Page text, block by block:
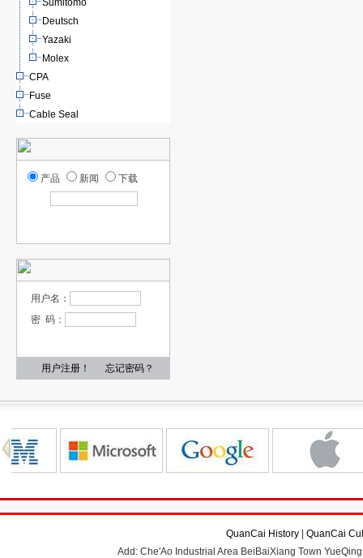
Sumitomo
Deutsch
Yazaki
Molex
CPA
Fuse
Cable Seal
产品 新闻 下载
用户名：
密 码：
用户注册！ 忘记密码？
QuanCai History
QuanCai
Add: Che'Ao Industrial Area BeiBaiXiang Town